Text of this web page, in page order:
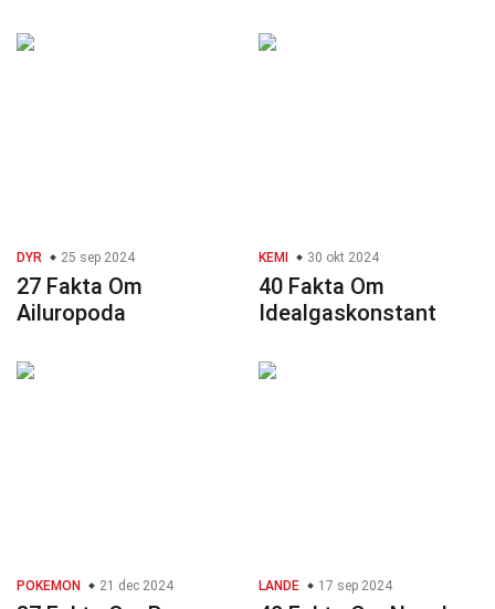
DYR 25 sep 2024
27 Fakta Om
Ailuropoda
KEMI 30 okt 2024
40 Fakta Om
Idealgaskonstant
POKEMON 21 dec 2024 LANDE 17 sep 2024